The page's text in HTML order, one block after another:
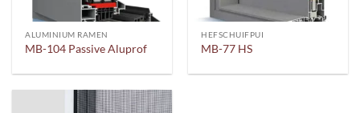
ALUMINIUM RAMEN
MB-104 Passive Aluprof
HEFSCHUIFPUI
MB-77 HS